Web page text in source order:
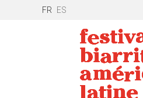
FR ES